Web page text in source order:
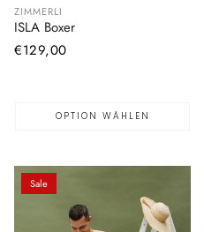
ZIMMERLI
ISLA Boxer
Normaler
€129,00
OPTION WÄHLEN
Sale